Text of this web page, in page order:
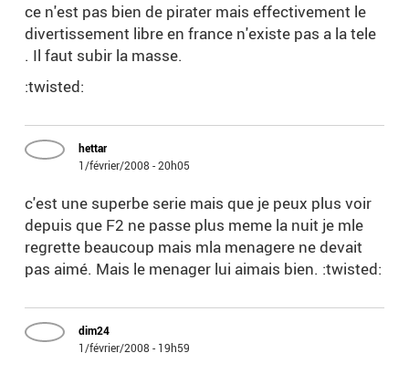
ce n'est pas bien de pirater mais effectivement le
divertissement libre en france n'existe pas a la tele
. Il faut subir la masse.
:twisted:
hettar
1/février/2008 - 20h05
c'est une superbe serie mais que je peux plus voir
depuis que F2 ne passe plus meme la nuit je mle
regrette beaucoup mais mla menagere ne devait
pas aimé. Mais le menager lui aimais bien. :twisted:
dim24
1/février/2008 - 19h59